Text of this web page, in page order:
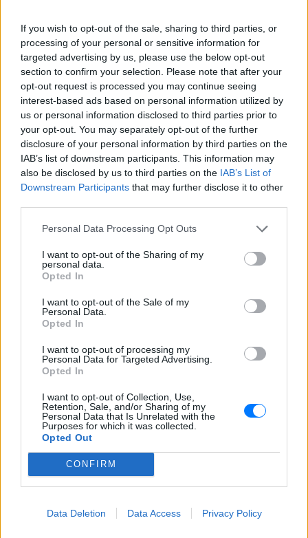
If you wish to opt-out of the sale, sharing to third parties, or
processing of your personal or sensitive information for
targeted advertising by us, please use the below opt-out
section to confirm your selection. Please note that after your
opt-out request is processed you may continue seeing
interest-based ads based on personal information utilized by
us or personal information disclosed to third parties prior to
your opt-out. You may separately opt-out of the further
disclosure of your personal information by third parties on the
IAB’s list of downstream participants. This information may
also be disclosed by us to third parties on the IAB’s List of
Downstream Participants that may further disclose it to other
Personal Data Processing Opt Outs
I want to opt-out of the Sharing of my
personal data.
Opted In
I want to opt-out of the Sale of my
Personal Data.
Opted In
I want to opt-out of processing my
Personal Data for Targeted Advertising.
Opted In
I want to opt-out of Collection, Use,
Retention, Sale, and/or Sharing of my
Personal Data that Is Unrelated with the
Purposes for which it was collected.
Opted Out
CONFIRM
Data Deletion Data Access Privacy Policy
ΔΕΙΤΕ ΕΠΙΣΗΣ
ΣΤΗΝ ΙΔΙΑ ΚΑΤΗΓΟΡΙΑ
Ο Τραμπ έτρεξε πίσω από
μικρό αγόρι σε σκηνή στο Λας
Βέγκας: «Φοβήθηκα ότι θα
έπεφτε όπως ο Μπάιντεν»,
δείτε βίντεο
ΕΛΛΆΔΑ ΣΉΜΕΡΑ
αμερικανικής Σχολής Ικάρων
Μυστράς: «Δεν ήταν οικονομικό
το κίνητρο» υποστηρίζει ο
καταψύκτη
μια εξαιρετικά έντονη συναισθηματική
εξάρτηση από τους γονείς του
σφάξει τη μητέρα του και
χτύπησε τον αδελφό του για το
πρωινό
επιστροφή του από τον στρατό